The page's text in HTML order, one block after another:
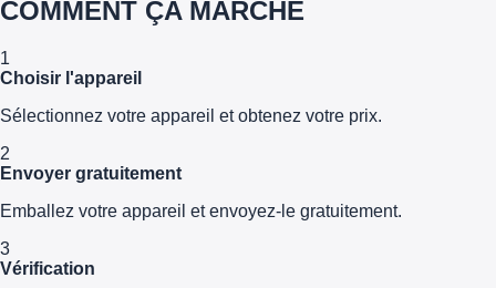
COMMENT ÇA MARCHE
1
Choisir l'appareil
Sélectionnez votre appareil et obtenez votre prix.
2
Envoyer gratuitement
Emballez votre appareil et envoyez-le gratuitement.
3
Vérification